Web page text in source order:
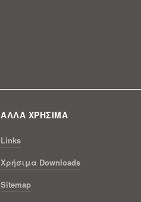
ΑΛΛΑ ΧΡΗΣΙΜΑ
Links
Xρήσιμα Downloads
Sitemap